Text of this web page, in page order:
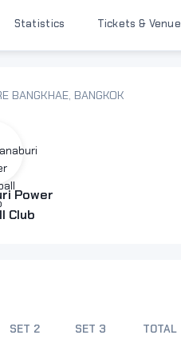
Statistics Tickets & Venue
BANGKHAE, BANGKOK
Power
Club
SET 2 SET 3 TOTAL